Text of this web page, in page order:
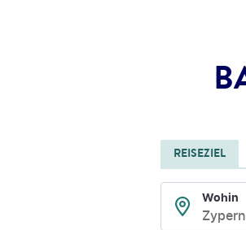
REISEZIEL
Wohin